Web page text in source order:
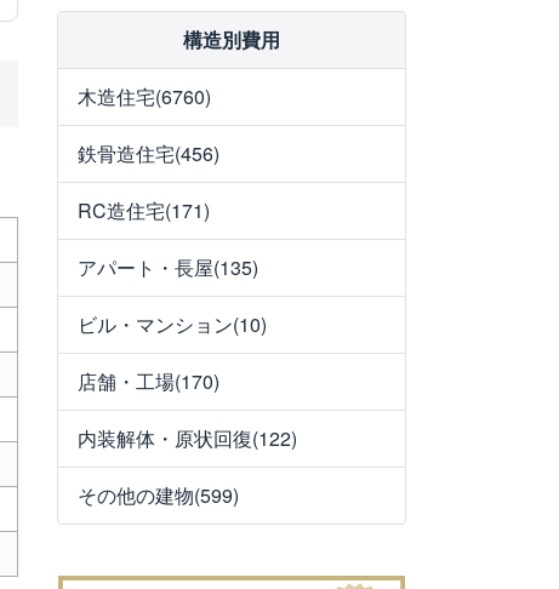
構造別費用
木造住宅(6760)
鉄骨造住宅(456)
RC造住宅(171)
アパート・長屋(135)
ビル・マンション(10)
店舗・工場(170)
内装解体・原状回復(122)
その他の建物(599)